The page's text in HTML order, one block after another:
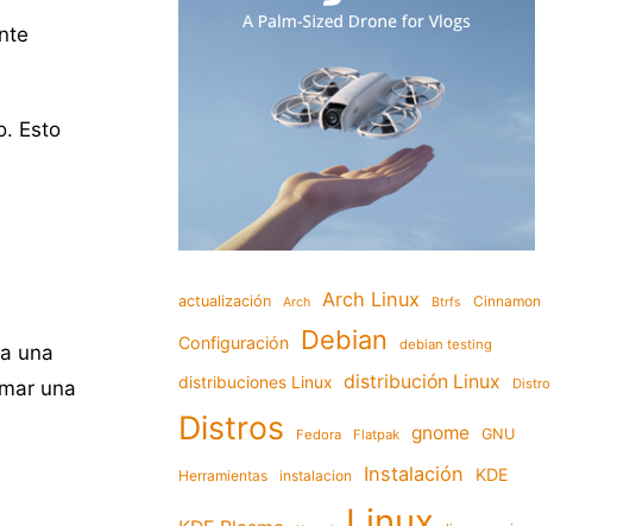
Esto
una
una
actualización Arch Arch Linux Btrfs Cinnamon
Configuración Debian debian testing
distribuciones Linux distribución Linux Distro
Distros Fedora Flatpak gnome GNU
Herramientas instalacion Instalación KDE